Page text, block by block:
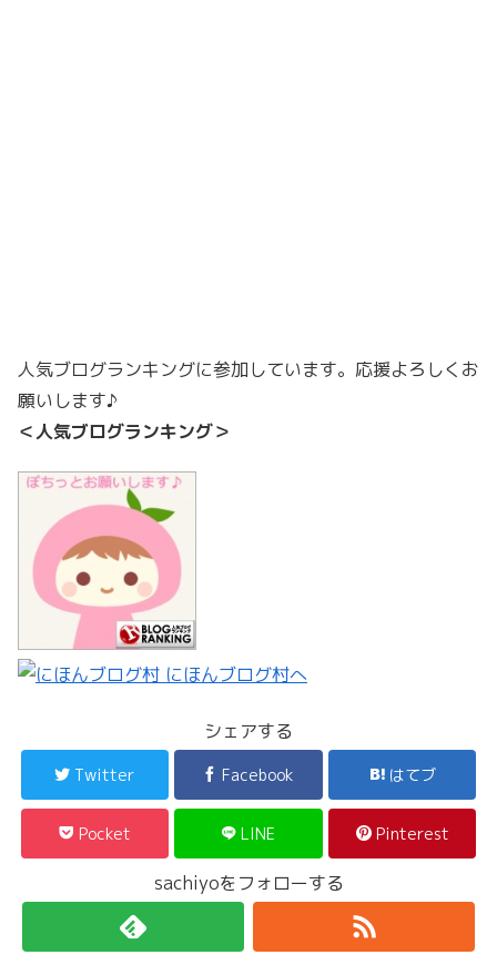
人気ブログランキングに参加しています。応援よろしくお
願いします♪
＜人気ブログランキング＞
シェアする
Twitter Facebook はてブ
Pocket LINE Pinterest
sachiyoをフォローする